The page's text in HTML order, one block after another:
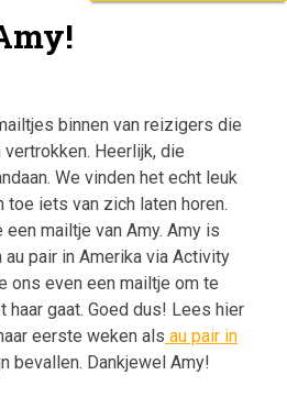
binnen van reizigers die
vertrokken. Heerlijk, die
We vinden het echt leuk
iets van zich laten horen.
mailtje van Amy. Amy is
pair in Amerika via Activity
ons even een mailtje om te
haar gaat. Goed dus! Lees hier
eerste weken als au pair in
bevallen. Dankjewel Amy!